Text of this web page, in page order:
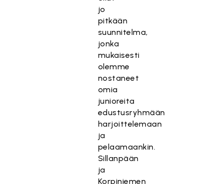
jo
pitkään
suunnitelma,
jonka
mukaisesti
olemme
nostaneet
omia
junioreita
edustusryhmään
harjoittelemaan
ja
pelaamaankin.
Sillanpään
ja
Korpiniemen